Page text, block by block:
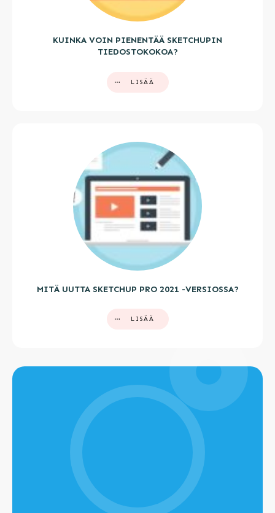
KUINKA VOIN PIENENTÄÄ SKETCHUPIN
TIEDOSTOKOKOA?
LISÄÄ
MITÄ UUTTA SKETCHUP PRO 2021 -VERSIOSSA?
LISÄÄ